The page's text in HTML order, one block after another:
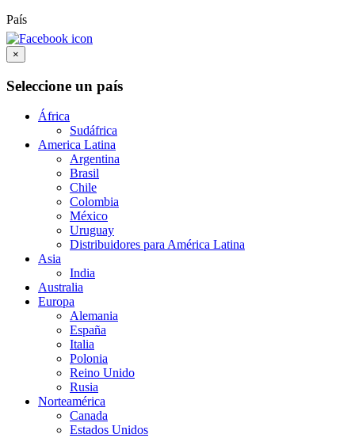
País
×
Seleccione un país
África
Sudáfrica
America Latina
Argentina
Brasil
Chile
Colombia
México
Uruguay
Distribuidores para América Latina
Asia
India
Australia
Europa
Alemania
España
Italia
Polonia
Reino Unido
Rusia
Norteamérica
Canada
Estados Unidos